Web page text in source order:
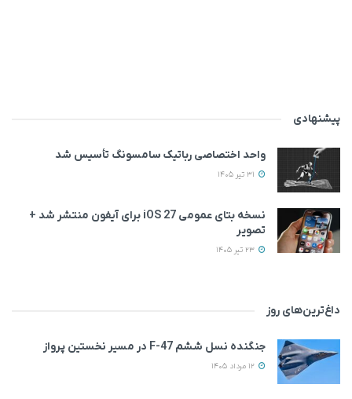
پیشنهادی
واحد اختصاصی رباتیک سامسونگ تأسیس شد
نسخه بتای عمومی iOS 27 برای آیفون منتشر شد +
تصویر
داغ‌ترین‌های روز
جنگنده نسل ششم F-47 در مسیر نخستین پرواز